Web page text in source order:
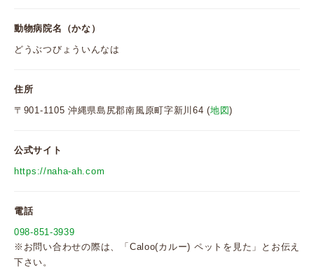
動物病院名（かな）
どうぶつびょういんなは
住所
〒901-1105 沖縄県島尻郡南風原町字新川64 (地図)
公式サイト
https://naha-ah.com
電話
098-851-3939
※お問い合わせの際は、「Caloo(カルー) ペットを見た」とお伝え
下さい。